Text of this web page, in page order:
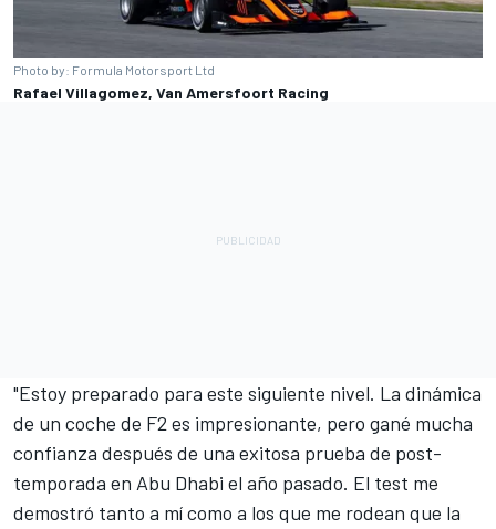
Photo by: Formula Motorsport Ltd
Rafael Villagomez, Van Amersfoort Racing
"Estoy preparado para este siguiente nivel. La dinámica
de un coche de F2 es impresionante, pero gané mucha
confianza después de una exitosa prueba de post-
temporada en Abu Dhabi el año pasado. El test me
demostró tanto a mí como a los que me rodean que la